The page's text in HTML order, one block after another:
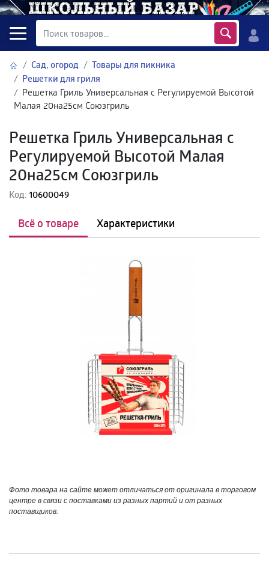
Сад, огород
Товары для пикника
Решетки для гриля
Решетка Гриль Универсальная с Регулируемой Высотой
Малая 20на25см Союзгриль
Решетка Гриль Универсальная с
Регулируемой Высотой Малая
20на25см Союзгриль
Код:10600049
Всё о товаре Характеристики
Фото товара на сайте может отличаться от оригинала в торговом
центре в связи с поставками из разных партий и от разных
поставщиков.